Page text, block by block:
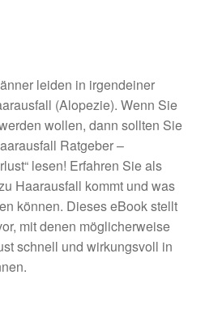
€.
leiden in irgendeiner
(Alopezie). Wenn Sie
wollen, dann sollten Sie
Ratgeber –
lesen! Erfahren Sie als
Haarausfall kommt und was
können. Dieses eBook stellt
mit denen möglicherweise
schnell und wirkungsvoll in